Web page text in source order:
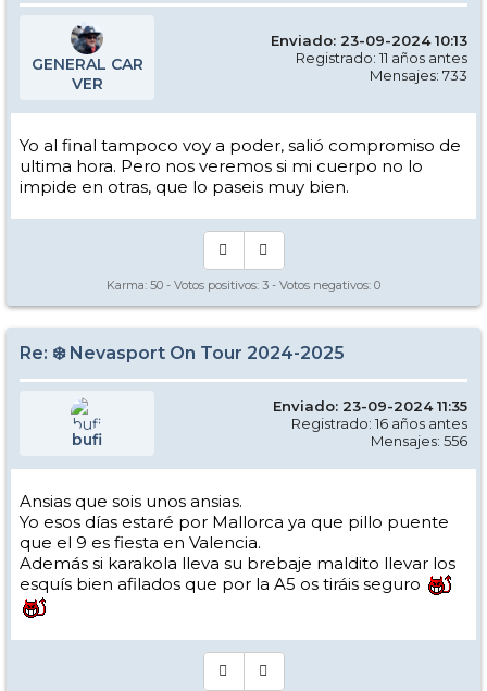
GENERAL CAR
VER
Enviado: 23-09-2024 10:13
Registrado: 11 años antes
Mensajes: 733
Yo al final tampoco voy a poder, salió compromiso de
ultima hora. Pero nos veremos si mi cuerpo no lo
impide en otras, que lo paseis muy bien.
Karma: 50 - Votos positivos: 3 - Votos negativos: 0
Re: ❄️ Nevasport On Tour 2024-2025
bufi
Enviado: 23-09-2024 11:35
Registrado: 16 años antes
Mensajes: 556
Ansias que sois unos ansias.
Yo esos días estaré por Mallorca ya que pillo puente
que el 9 es fiesta en Valencia.
Además si karakola lleva su brebaje maldito llevar los
esquís bien afilados que por la A5 os tiráis seguro